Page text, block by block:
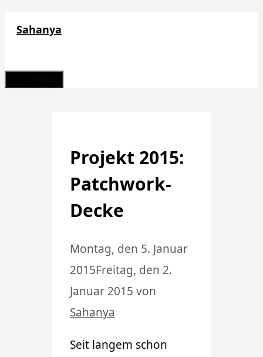
Sahanya
Projekt 2015:
Patchwork-
Decke
Montag, den 5. Januar
2015Freitag, den 2.
Januar 2015 von
Sahanya
Seit langem schon